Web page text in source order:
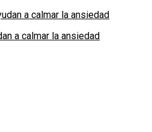
a calmar la ansiedad